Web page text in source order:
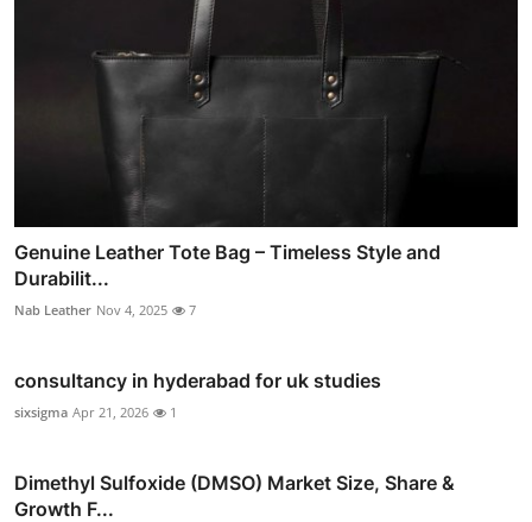
Genuine Leather Tote Bag – Timeless Style and
Durabilit...
Nab Leather Nov 4, 2025 7
consultancy in hyderabad for uk studies
sixsigma Apr 21, 2026 1
Dimethyl Sulfoxide (DMSO) Market Size, Share &
Growth F...